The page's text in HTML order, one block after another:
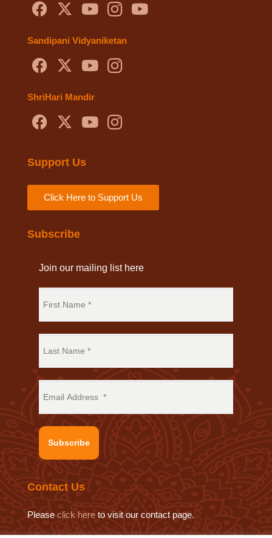
Sandipani Vidyaniketan
ShriHari Mandir
Support Us
Click Here to Support Us
Subscribe
Join our mailing list here
Subscribe
Contact Us
Please click here to visit our contact page.